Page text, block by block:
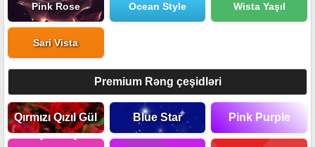
Pink Rose Ocean Style Wista Yaşıl
Sari Vista
Premium Rəng çeşidləri
Qırmızı Qızıl Gül Blue Star Pink Purple